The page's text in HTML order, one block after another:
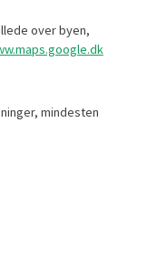
over byen,
mindesten